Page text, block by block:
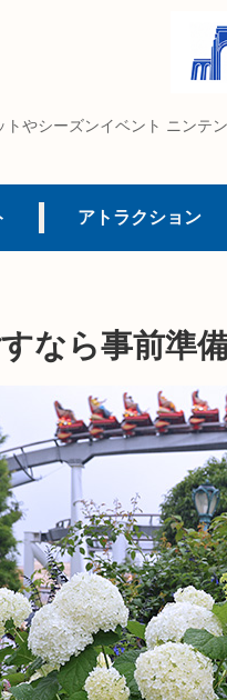
トやシーズンイベント ニンテ
アトラクション
なら事前準